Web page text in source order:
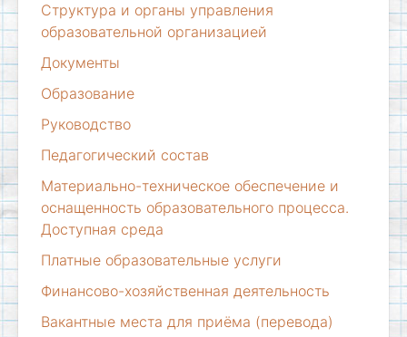
Структура и органы управления
образовательной организацией
Документы
Образование
Руководство
Педагогический состав
Материально-техническое обеспечение и
оснащенность образовательного процесса.
Доступная среда
Платные образовательные услуги
Финансово-хозяйственная деятельность
Вакантные места для приёма (перевода)